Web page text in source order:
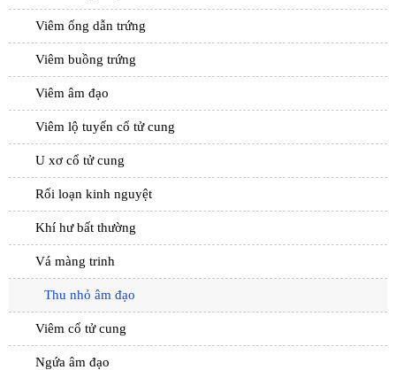
Viêm ống dẫn trứng
Viêm buồng trứng
Viêm âm đạo
Viêm lộ tuyến cổ tử cung
U xơ cổ tử cung
Rối loạn kinh nguyệt
Khí hư bất thường
Vá màng trinh
Thu nhỏ âm đạo
Viêm cổ tử cung
Ngứa âm đạo